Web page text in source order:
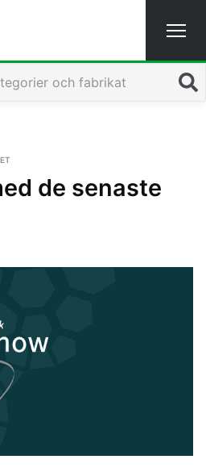
Sök
de senaste